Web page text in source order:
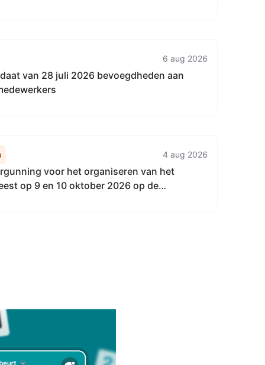
6 aug 2026
van 28 juli 2026 bevoegdheden aan
4 aug 2026
voor het organiseren van het
op 9 en 10 oktober 2026 op de